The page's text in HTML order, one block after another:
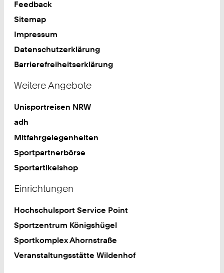
Feedback
Sitemap
Impressum
Datenschutzerklärung
Barrierefreiheitserklärung
Weitere Angebote
Unisportreisen NRW
adh
Mitfahrgelegenheiten
Sportpartnerbörse
Sportartikelshop
Einrichtungen
Hochschulsport Service Point
Sportzentrum Königshügel
Sportkomplex Ahornstraße
Veranstaltungsstätte Wildenhof